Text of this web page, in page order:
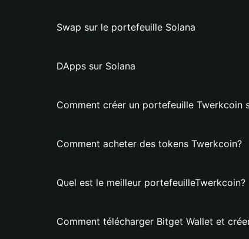
Swap sur le portefeuille Solana
DApps sur Solana
Comment créer un portefeuille Twerkcoin
Comment acheter des tokens Twerkcoin?
Quel est le meilleur portefeuilleTwerkcoin?
Comment télécharger Bitget Wallet et